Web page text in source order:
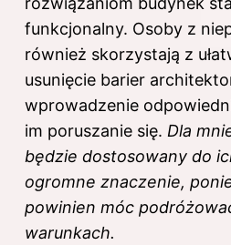
funkcjonalny. Osoby z
również skorzystają z
usunięcie barier
wprowadzenie
im poruszanie się. Dla
będzie dostosowany do
ogromne znaczenie,
powinien móc
warunkach.